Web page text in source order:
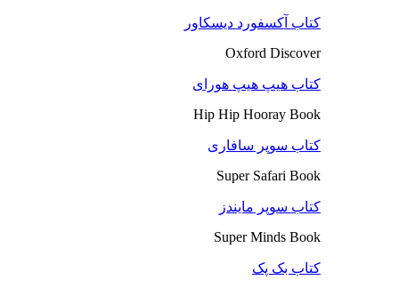
کتاب آکسفورد دیسکاور
Oxford Discover
کتاب هیپ هیپ هورای
Hip Hip Hooray Book
کتاب سوپر سافاری
Super Safari Book
کتاب سوپر مایندز
Super Minds Book
کتاب بک پک